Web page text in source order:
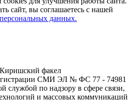
сайт, вы соглашаетесь с нашей
данных.
Киришский факел
СМИ ЭЛ № ФС 77 - 74981
службой по надзору в сфере связи,
и массовых коммуникаций